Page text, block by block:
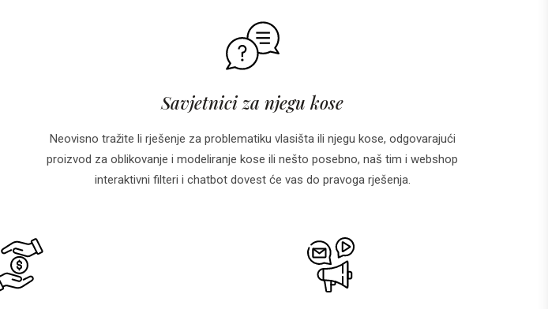
Savjetnici za njegu kose
Neovisno tražite li rješenje za problematiku vlasišta ili njegu kose, odgovarajući
proizvod za oblikovanje i modeliranje kose ili nešto posebno, naš tim i webshop
interaktivni filteri i chatbot dovest će vas do pravoga rješenja.